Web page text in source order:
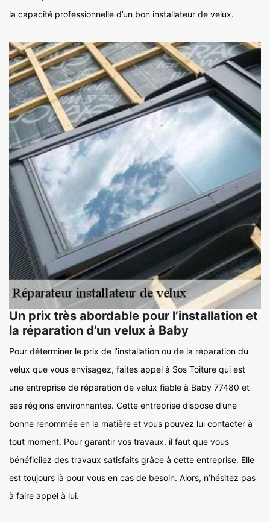
la capacité professionnelle d’un bon installateur de velux.
Un prix très abordable pour l’installation et
la réparation d’un velux à Baby
Pour déterminer le prix de l’installation ou de la réparation du
velux que vous envisagez, faites appel à Sos Toiture qui est
une entreprise de réparation de velux fiable à Baby 77480 et
ses régions environnantes. Cette entreprise dispose d’une
bonne renommée en la matière et vous pouvez lui contacter à
tout moment. Pour garantir vos travaux, il faut que vous
bénéficiiez des travaux satisfaits grâce à cette entreprise. Elle
est toujours là pour vous en cas de besoin. Alors, n’hésitez pas
à faire appel à lui.